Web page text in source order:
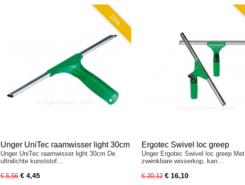
15%
Unger UniTec raamwisser light 30cm
Unger UniTec raamwisser light 30cm De
ultralichte kunststof…
€ 5,56 € 4,45
Ergotec Swivel loc greep
Unger Ergotec Swivel loc greep Met
zwenkbare wisserkop, kan…
€ 20,12 € 16,10